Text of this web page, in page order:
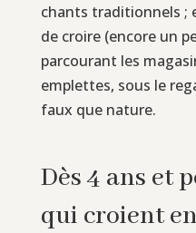
chants traditionnels ;
de croire (encore un
parcourant les
emplettes, sous le
faux que nature.
Dès 4 ans et
qui croient